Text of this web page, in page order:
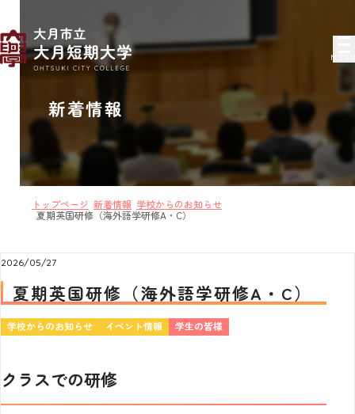
新着情報
トップページ 新着情報 学校からのお知らせ
夏期英国研修（海外語学研修A・C）
2026/05/27
夏期英国研修（海外語学研修A・C）
学校からのお知らせ イベント情報 学生の皆様
クラスでの研修